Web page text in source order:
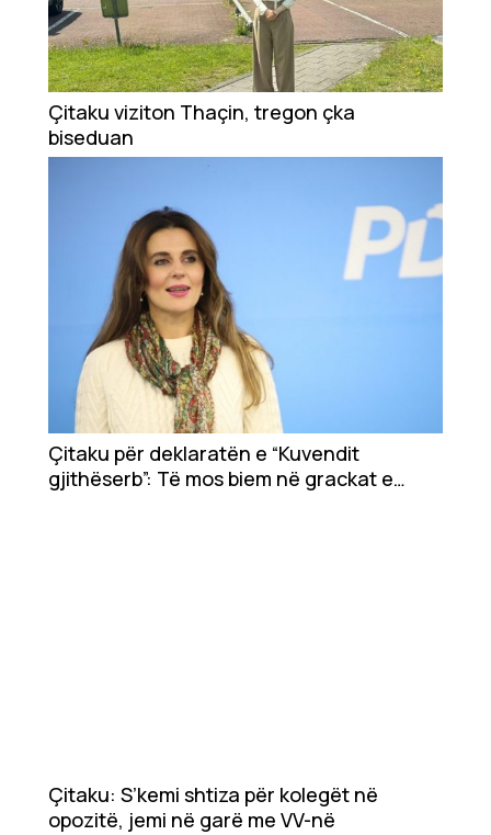
Çitaku viziton Thaçin, tregon çka
biseduan
Çitaku për deklaratën e “Kuvendit
gjithëserb”: Të mos biem në grackat e
Çitaku: S’kemi shtiza për kolegët në
opozitë, jemi në garë me VV-në